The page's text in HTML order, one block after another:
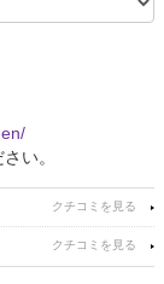
い。